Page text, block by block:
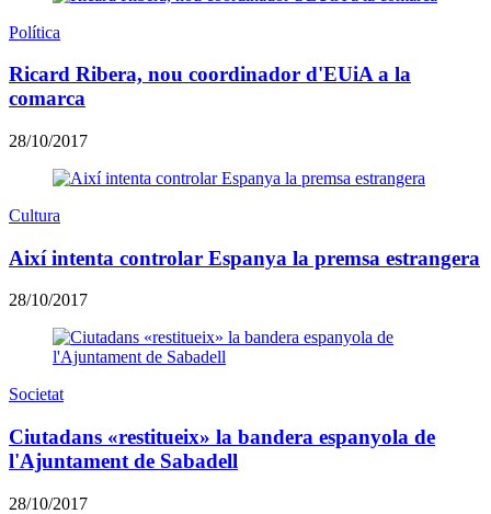
Política
Ricard Ribera, nou coordinador d'EUiA a la
comarca
28/10/2017
Cultura
Així intenta controlar Espanya la premsa estrangera
28/10/2017
Societat
Ciutadans «restitueix» la bandera espanyola de
l'Ajuntament de Sabadell
28/10/2017